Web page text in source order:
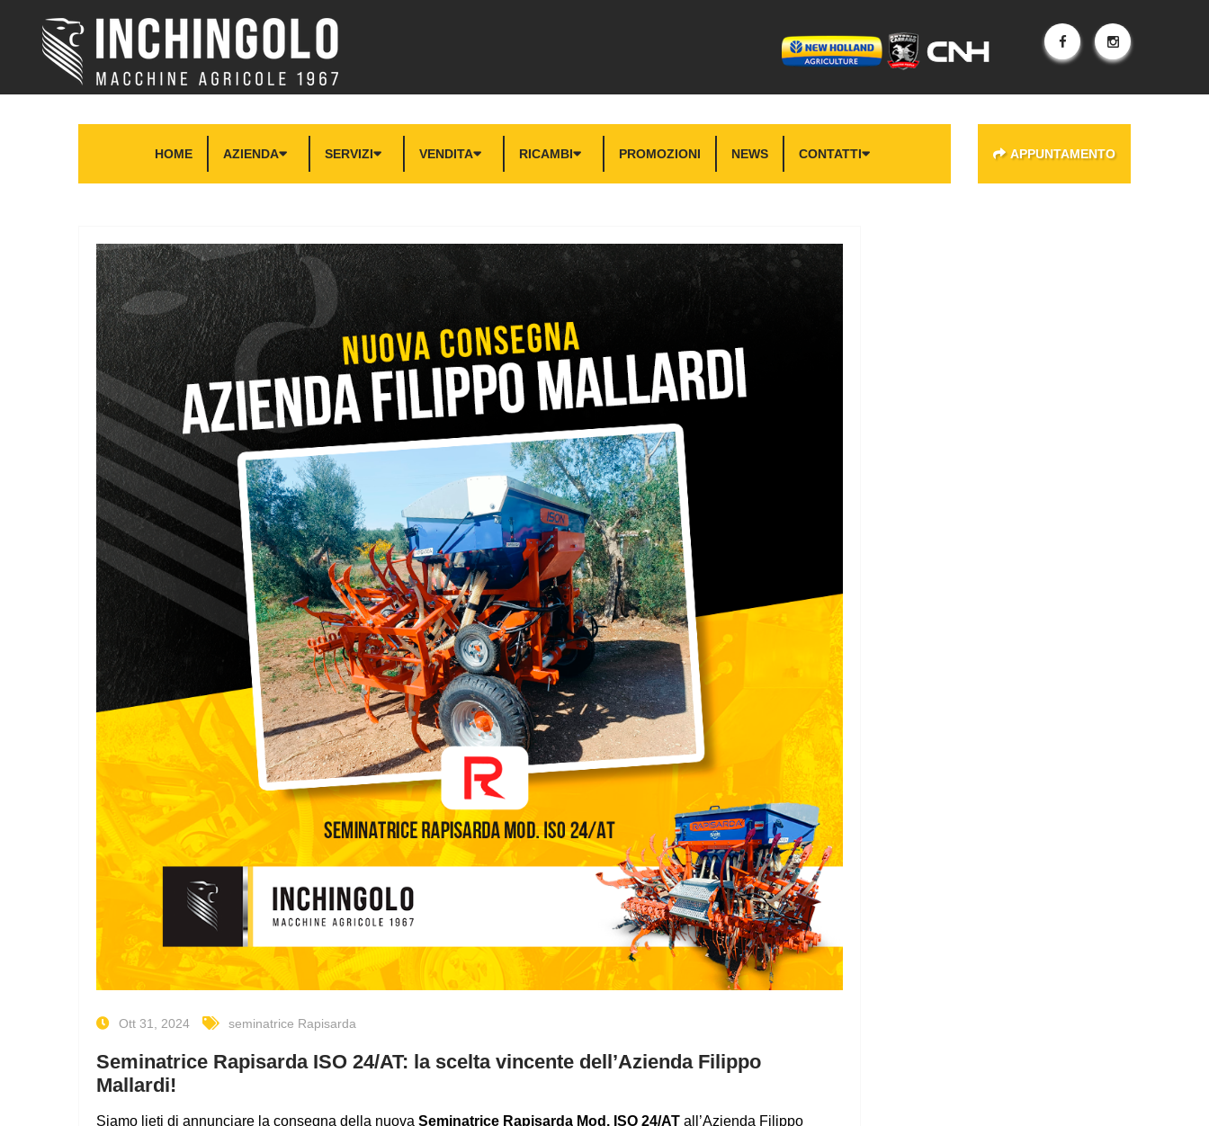
HOME AZIENDA SERVIZI VENDITA RICAMBI PROMOZIONI NEWS CONTATTI APPUNTAMENTO
Ott 31, 2024 seminatrice Rapisarda
Seminatrice Rapisarda ISO 24/AT: la scelta vincente dell’Azienda Filippo
Mallardi!
Siamo lieti di annunciare la consegna della nuova Seminatrice Rapisarda Mod. ISO 24/AT all’Azienda Filippo